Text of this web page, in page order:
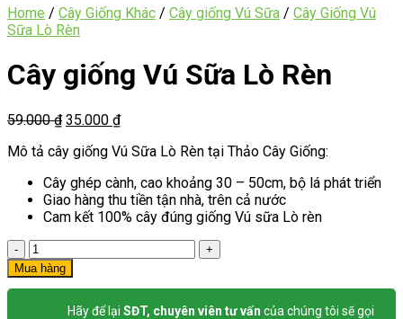
Home / Cây Giống Khác / Cây giống Vú Sữa / Cây Giống Vú
Sữa Lò Rèn
Cây giống Vú Sữa Lò Rèn
59.000₫ 35.000 ₫
Mô tả cây giống Vú Sữa Lò Rèn tại Thảo Cây Giống:
Cây ghép cành, cao khoảng 30 – 50cm, bộ lá phát triển
Giao hàng thu tiền tận nhà, trên cả nước
Cam kết 100% cây đúng giống Vú sữa Lò rèn
Cây
giống
Vú
Mua hàng
Hãy để lại SĐT, chuyên viên tư vấn của chúng tôi sẽ gọi